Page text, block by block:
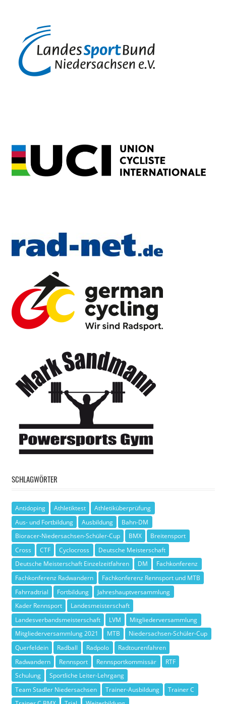
SCHLAGWÖRTER
Antidoping Athletiktest
Athletiküberprüfung
Aus- und Fortbildung
Ausbildung
Bahn-DM
Bioracer-Niedersachsen-Schüler-Cup
BMX
Breitensport
Cross
CTF Cyclocross
Deutsche Meisterschaft
Deutsche Meisterschaft Einzelzeitfahren
DM
Fachkonferenz
Fachkonferenz Radwandern
Fachkonferenz Rennsport und MTB
Fahrradtrial
Fortbildung
Jahreshauptversammlung
Kader Rennsport
Landesmeisterschaft
Landesverbandsmeisterschaft
LVM
Mitgliederversammlung
Mitgliederversammlung 2021
MTB
Niedersachsen-Schüler-Cup
Querfeldein
Radball Radpolo
Radtourenfahren
Radwandern
Rennsport Rennsportkommissär
RTF
Schulung
Sportliche Leiter-Lehrgang
Team Stadler Niedersachsen
Trainer-Ausbildung
Trainer C